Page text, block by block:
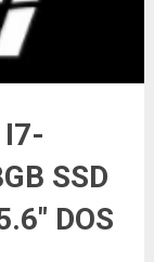
I7-
SSD
DOS